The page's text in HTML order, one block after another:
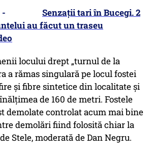
- Senzații tari în Bucegi. 2
au făcut un traseu
locului drept „turnul de la
a rămas singulară pe locul fostei
și fibre sintetice din localitate și
de 160 de metri. Fostele
demolate controlat acum mai bine
demolări fiind folosită chiar la
Stele, moderată de Dan Negru.